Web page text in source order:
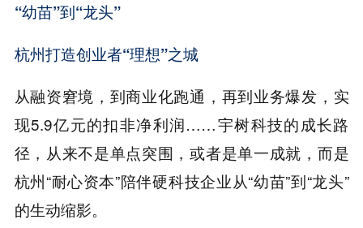
“幼苗”到“龙头”
杭州打造创业者“理想”之城
从融资窘境，到商业化跑通，再到业务爆发，实
现5.9亿元的扣非净利润……宇树科技的成长路
径，从来不是单点突围，或者是单一成就，而是
杭州“耐心资本”陪伴硬科技企业从“幼苗”到“龙头”
的生动缩影。